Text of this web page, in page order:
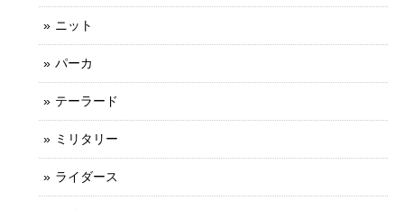
ニット
パーカ
テーラード
ミリタリー
ライダース